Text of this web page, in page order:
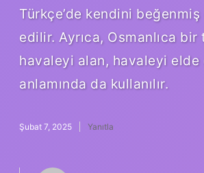
Türkçe’de kendini
edilir. Ayrıca, Osmanlıca
havaleyi alan, havaleyi elde
anlamında da kullanılır.
Şubat 7, 2025 Yanıtla